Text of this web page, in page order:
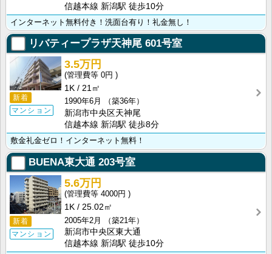
信越本線 新潟駅 徒歩10分
インターネット無料付き！洗面台有り！礼金無し！
リバティープラザ天神尾 601号室
新着
マンション
3.5万円
0円
1K
21㎡
1990年6月
（築36年）
新潟市中央区天神尾
信越本線 新潟駅 徒歩8分
敷金礼金ゼロ！インターネット無料！
BUENA東大通 203号室
新着
マンション
5.6万円
4000円
1K
25.02㎡
2005年2月
（築21年）
新潟市中央区東大通
信越本線 新潟駅 徒歩10分